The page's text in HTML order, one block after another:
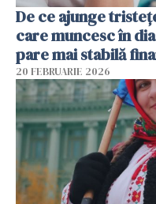
De ce ajunge
care muncesc în
pare mai stabilă
20 FEBRUARIE 2026